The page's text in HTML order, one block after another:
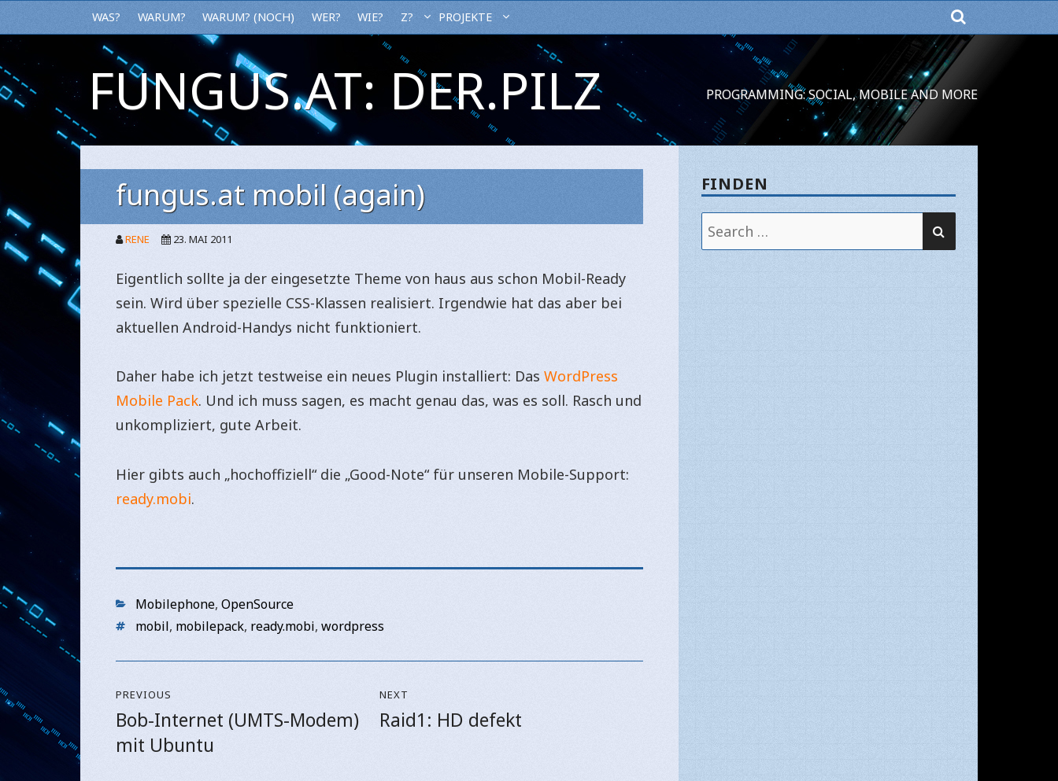
WAS? WARUM? WARUM? (NOCH) WER? WIE? Z? PROJEKTE
FUNGUS.AT: DER.PILZ PROGRAMMING: SOCIAL, MOBILE AND MORE
fungus.at mobil (again)
RENE 23. MAI 2011
Eigentlich sollte ja der eingesetzte Theme von haus aus schon Mobil-Ready
sein. Wird über spezielle CSS-Klassen realisiert. Irgendwie hat das aber bei
aktuellen Android-Handys nicht funktioniert.
Daher habe ich jetzt testweise ein neues Plugin installiert: Das WordPress
Mobile Pack. Und ich muss sagen, es macht genau das, was es soll. Rasch und
unkompliziert, gute Arbeit.
Hier gibts auch „hochoffiziell“ die „Good-Note“ für unseren Mobile-Support:
ready.mobi.
Categories
Mobilephone, OpenSource
Tagsmobil, mobilepack, ready.mobi, wordpress
PREVIOUS
Previous
post:
Bob-Internet (UMTS-Modem)
mit Ubuntu
NEXT
Next
Raid1: HD defekt
FINDEN
Search
for: